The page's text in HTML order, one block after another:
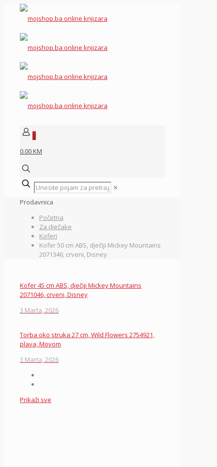
0
0.00 KM
✕
Prodavnica
Početna
Za dječake
Koferi
Kofer 50 cm ABS, dječiji Mickey Mountains
2071346, crveni, Disney
Kofer 45 cm ABS, dječiji Mickey Mountains
2071046, crveni, Disney
3 Marta, 2026
Torba oko struka 27 cm, Wild Flowers 2754921,
plava, Movom
3 Marta, 2026
Prikaži sve